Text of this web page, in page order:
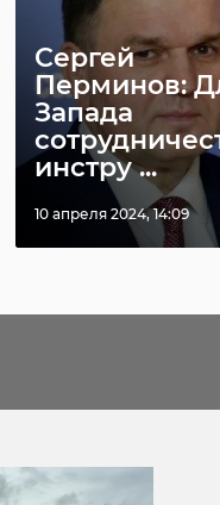
Сергей
Перминов:
Запада
инстру ...
10 апреля 2024, 14:09